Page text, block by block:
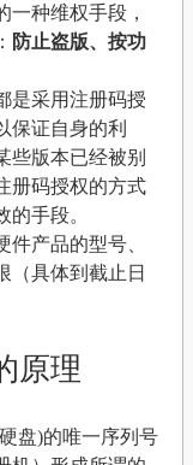
一种维权手段，
防止盗版、按功
是采用注册码授
保证自身的利
些版本已经被别
册码授权的方式
手段。
产品的型号、
（具体到截止日
原理
盘)的唯一序列号